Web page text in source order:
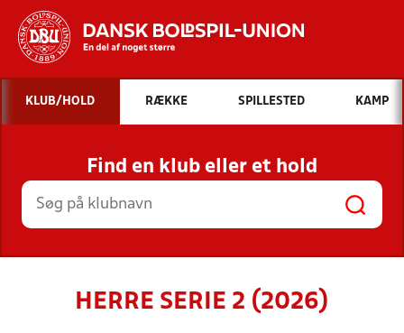
Hvad vil du søge efter?
INDHOLD OG NYHEDER
STILLINGER, RESULTATER, KLUBBER OG
HOLD
KLUB/HOLD RÆKKE SPILLESTED KAMP
Find en klub eller et hold
HERRE SERIE 2 (2026)